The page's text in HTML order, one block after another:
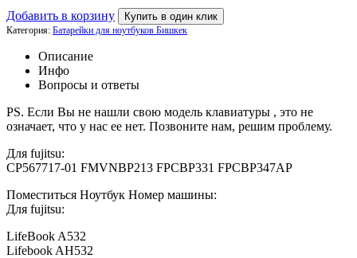
Добавить в корзину Купить в один клик
Категория: Батарейки для ноутбуков Бишкек
Описание
Инфо
Вопросы и ответы
PS. Если Вы не нашли свою модель клавиатуры , это не
означает, что у нас ее нет. Позвоните нам, решим проблему.
Для fujitsu:
CP567717-01 FMVNBP213 FPCBP331 FPCBP347AP
Поместиться Ноутбук Номер машины:
Для fujitsu:
LifeBook A532
Lifebook AH532